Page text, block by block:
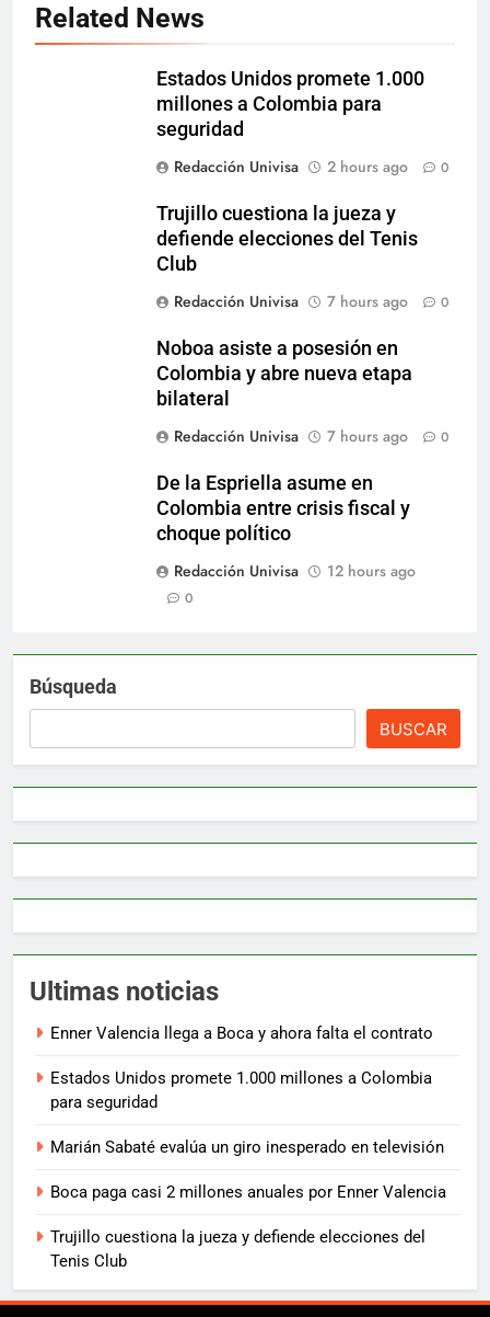
Related News
Estados Unidos promete 1.000
millones a Colombia para
seguridad
Redacción Univisa
2 hours ago 0
Trujillo cuestiona la jueza y
defiende elecciones del Tenis
Club
Redacción Univisa
7 hours ago 0
Noboa asiste a posesión en
Colombia y abre nueva etapa
bilateral
Redacción Univisa
7 hours ago 0
De la Espriella asume en
Colombia entre crisis fiscal y
choque político
Redacción Univisa
12 hours ago
0
Búsqueda
BUSCAR
Ultimas noticias
Enner Valencia llega a Boca y ahora falta el contrato
Estados Unidos promete 1.000 millones a Colombia
para seguridad
Marián Sabaté evalúa un giro inesperado en televisión
Boca paga casi 2 millones anuales por Enner Valencia
Trujillo cuestiona la jueza y defiende elecciones del
Tenis Club